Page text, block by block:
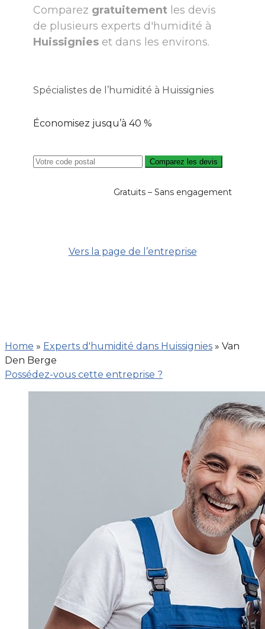
Comparez gratuitement les devis
de plusieurs experts d'humidité à
Huissignies et dans les environs.
Spécialistes de l’humidité à Huissignies
Économisez jusqu’à 40 %
Comparez les devis
Gratuits – Sans engagement
Vers la page de l’entreprise
Home » Experts d'humidité dans Huissignies » Van
Den Berge
Possédez-vous cette entreprise ?